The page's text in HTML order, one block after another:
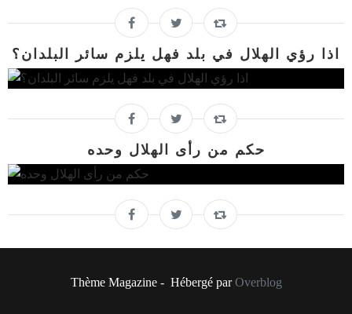
اذا رؤي الهلال في بلد فهل يلزم سائر البلدان؟
حكم من رأى الهلال وحده
Thème Magazine - Hébergé parOverblog